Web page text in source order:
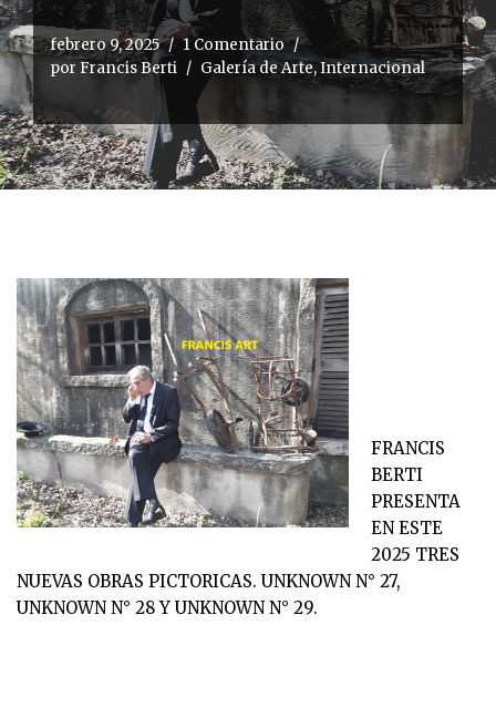
febrero 9, 2025
1 Comentario
por Francis Berti Galería de Arte,Internacional
FRANCIS
BERTI
PRESENTA
EN ESTE
2025 TRES
NUEVAS OBRAS PICTORICAS. UNKNOWN N° 27,
UNKNOWN N° 28 Y UNKNOWN N° 29.